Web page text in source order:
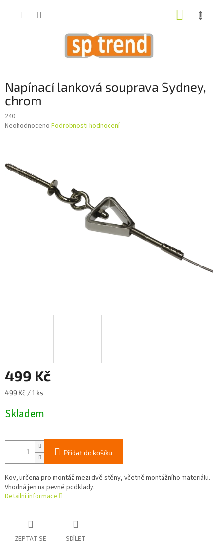
Napínací lanková souprava Sydney,
chrom
240
Průměrné
0,0
z
Neohodnoceno Podrobnosti hodnocení
499 Kč
Měrná
499 Kč / 1 ks
Skladem
Přidat do košíku
Kov, určena pro montáž mezi dvě stěny, včetně montážního materiálu.
Vhodná jen na pevné podklady.
Detailní informace
ZEPTAT SE SDÍLET